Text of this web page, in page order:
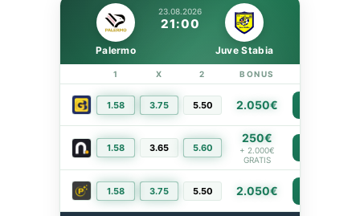
23.08.2026
21:00
Palermo Juve Stabia
1 X 2 BONUS
1.58 3.75 5.50 2.050€
1.58 3.65 5.60
250€
+ 2.000€
GRATIS
1.58 3.75 5.50 2.050€